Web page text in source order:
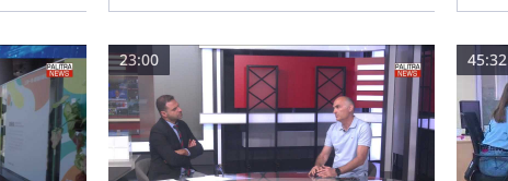
23:00 45:32